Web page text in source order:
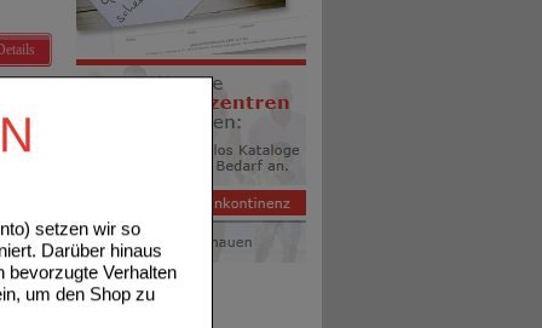
setzen wir so
Darüber hinaus
bevorzugte Verhalten
um den Shop zu
Details